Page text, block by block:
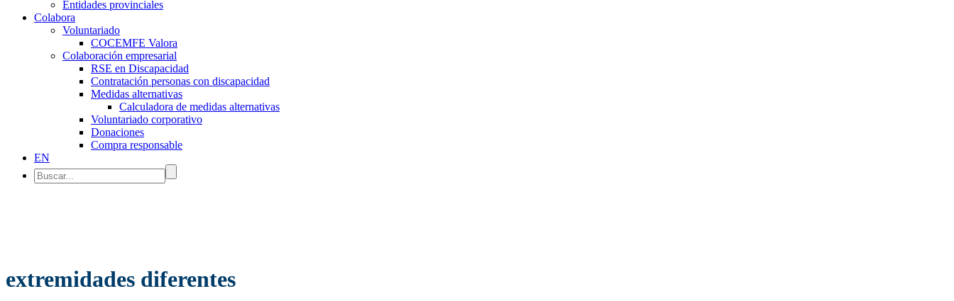
Entidades provinciales
Colabora
Voluntariado
COCEMFE Valora
Colaboración empresarial
RSE en Discapacidad
Contratación personas con discapacidad
Medidas alternativas
Calculadora de medidas alternativas
Voluntariado corporativo
Donaciones
Compra responsable
EN
extremidades diferentes